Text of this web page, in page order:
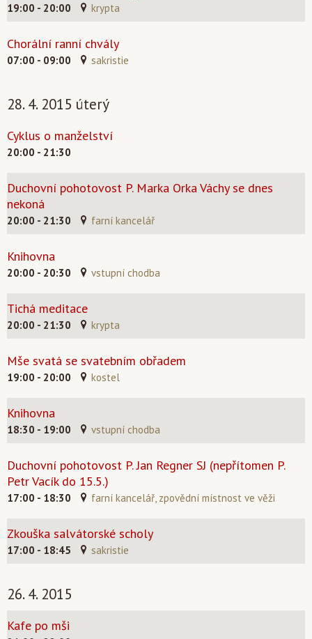
19:00 - 20:00 krypta
Chorální ranní chvály
07:00 - 09:00 sakristie
28. 4. 2015 úterý
Cyklus o manželství
20:00 - 21:30
Duchovní pohotovost P. Marka Orka Váchy se dnes
nekoná
20:00 - 21:30 farní kancelář
Knihovna
20:00 - 20:30 vstupní chodba
Tichá meditace
20:00 - 21:30 krypta
Mše svatá se svatebním obřadem
19:00 - 20:00 kostel
Knihovna
18:30 - 19:00 vstupní chodba
Duchovní pohotovost P. Jan Regner SJ (nepřítomen P.
Petr Vacík do 15.5.)
17:00 - 18:30 farní kancelář, zpovědní místnost ve věži
Zkouška salvátorské scholy
17:00 - 18:45 sakristie
26. 4. 2015
Kafe po mši